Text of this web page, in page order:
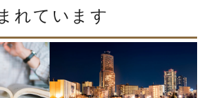
れています